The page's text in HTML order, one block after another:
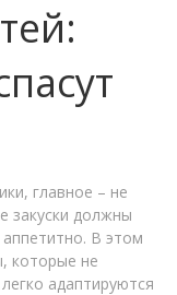
главное – не
закуски должны
В этом
которые не
адаптируются